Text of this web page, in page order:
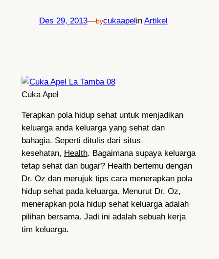
Des 29, 2013—bycukaapelin Artikel
Cuka Apel
Terapkan pola hidup sehat untuk menjadikan
keluarga anda keluarga yang sehat dan
bahagia. Seperti ditulis dari situs
kesehatan, Health. Bagaimana supaya keluarga
tetap sehat dan bugar? Health bertemu dengan
Dr. Oz dan merujuk tips cara menerapkan pola
hidup sehat pada keluarga. Menurut Dr. Oz,
menerapkan pola hidup sehat keluarga adalah
pilihan bersama. Jadi ini adalah sebuah kerja
tim keluarga.